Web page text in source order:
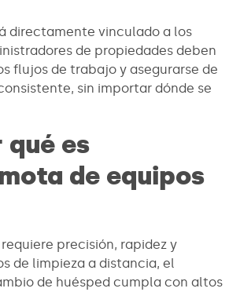
directamente vinculado a los
de propiedades deben
flujos de trabajo y asegurarse de
sin importar dónde se
es
de equipos
precisión, rapidez y
de limpieza a distancia, el
de huésped cumpla con altos